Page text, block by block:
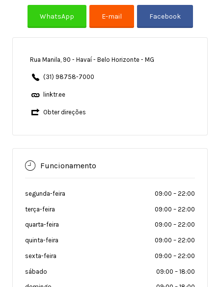
Rua Manila, 90 - Havaí - Belo Horizonte - MG
(31) 98758-7000
linktr.ee
Obter direções
Funcionamento
segunda-feira 09:00 – 22:00
terça-feira 09:00 – 22:00
quarta-feira 09:00 – 22:00
quinta-feira 09:00 – 22:00
sexta-feira 09:00 – 22:00
sábado 09:00 – 18:00